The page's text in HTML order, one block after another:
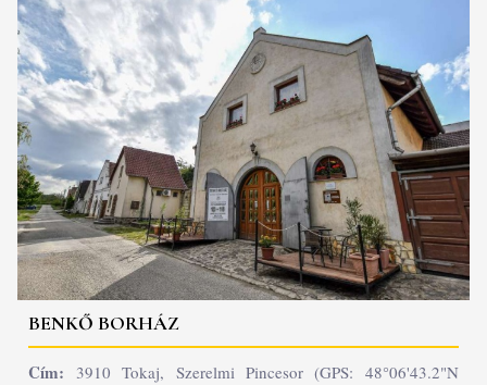
BENKŐ BORHÁZ
Cím: 3910 Tokaj, Szerelmi Pincesor (GPS: 48°06'43.2"N